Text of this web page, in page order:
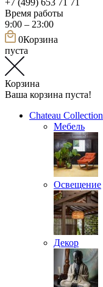
Время работы
9:00 – 23:00
0Корзина
пуста
Корзина
Ваша корзина пуста!
Chateau Collection
Мебель
Освещение
Декор